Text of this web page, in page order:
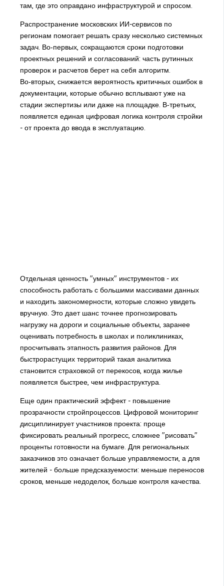
там, где это оправдано инфраструктурой и спросом.
Распространение московских ИИ-сервисов по
регионам помогает решать сразу несколько системных
задач. Во‑первых, сокращаются сроки подготовки
проектных решений и согласований: часть рутинных
проверок и расчетов берет на себя алгоритм.
Во‑вторых, снижается вероятность критичных ошибок в
документации, которые обычно всплывают уже на
стадии экспертизы или даже на площадке. В‑третьих,
появляется единая цифровая логика контроля стройки
- от проекта до ввода в эксплуатацию.
Отдельная ценность "умных" инструментов - их
способность работать с большими массивами данных
и находить закономерности, которые сложно увидеть
вручную. Это дает шанс точнее прогнозировать
нагрузку на дороги и социальные объекты, заранее
оценивать потребность в школах и поликлиниках,
просчитывать этапность развития районов. Для
быстрорастущих территорий такая аналитика
становится страховкой от перекосов, когда жилье
появляется быстрее, чем инфраструктура.
Еще один практический эффект - повышение
прозрачности стройпроцессов. Цифровой мониторинг
дисциплинирует участников проекта: проще
фиксировать реальный прогресс, сложнее "рисовать"
проценты готовности на бумаге. Для региональных
заказчиков это означает больше управляемости, а для
жителей - больше предсказуемости: меньше переносов
сроков, меньше недоделок, больше контроля качества.